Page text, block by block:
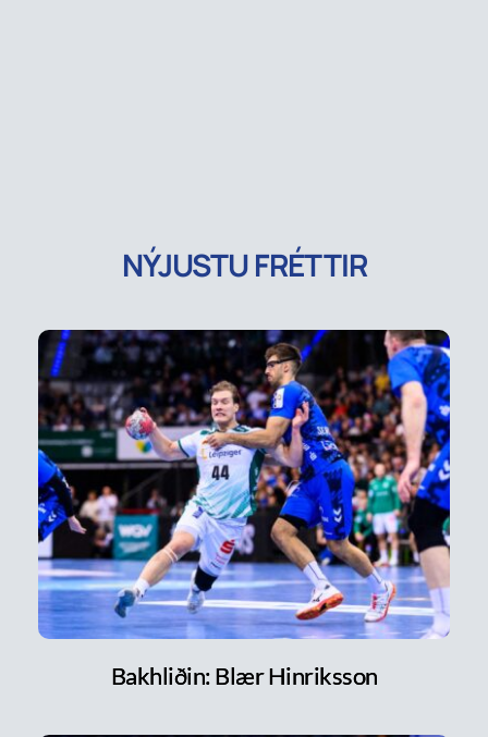
NÝJUSTU FRÉTTIR
Bakhliðin: Blær Hinriksson